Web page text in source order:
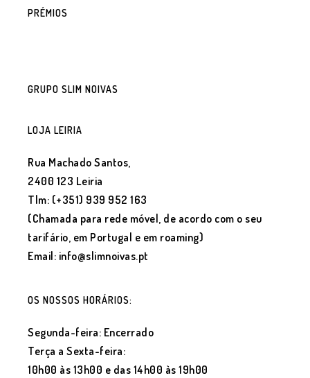
PRÉMIOS
GRUPO SLIM NOIVAS
LOJA LEIRIA
Rua Machado Santos,
2400 123 Leiria
Tlm: (+351) 939 952 163
(Chamada para rede móvel, de acordo com o seu
tarifário, em Portugal e em roaming)
Email: info@slimnoivas.pt
OS NOSSOS HORÁRIOS:
Segunda-feira: Encerrado
Terça a Sexta-feira:
10h00 às 13h00 e das 14h00 às 19h00